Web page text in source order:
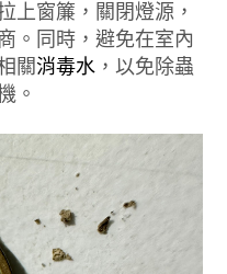
上窗簾，關閉燈源，
。同時，避免在室內
關消毒水 ，以免除蟲
。